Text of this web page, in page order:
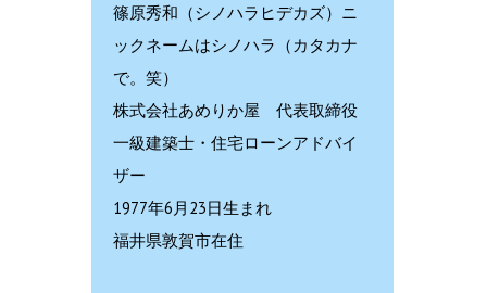
篠原秀和（シノハラヒデカズ）ニ
ックネームはシノハラ（カタカナ
で。笑）
株式会社あめりか屋 代表取締役
一級建築士・住宅ローンアドバイ
ザー
1977年6月23日生まれ
福井県敦賀市在住